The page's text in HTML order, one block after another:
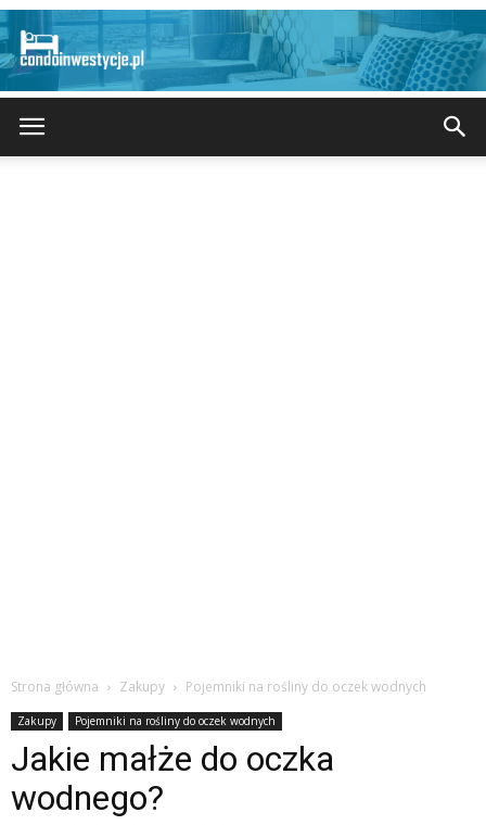
Strona główna Zakupy Pojemniki na rośliny do oczek wodnych
Zakupy Pojemniki na rośliny do oczek wodnych
Jakie małże do oczka
wodnego?